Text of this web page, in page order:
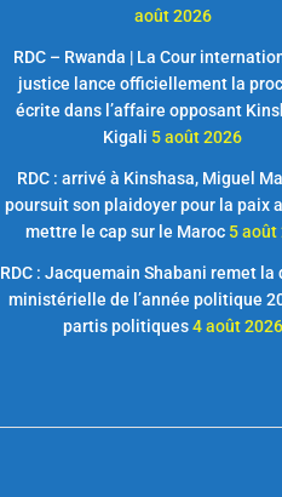
août 2026
RDC – Rwanda | La Cour
justice lance officiellement la
écrite dans l’affaire opposant
Kigali 5 août 2026
RDC : arrivé à Kinshasa, Miguel
poursuit son plaidoyer pour la paix
mettre le cap sur le Maroc 5 août
RDC : Jacquemain Shabani remet la
ministérielle de l’année politique
partis politiques 4 août 2026